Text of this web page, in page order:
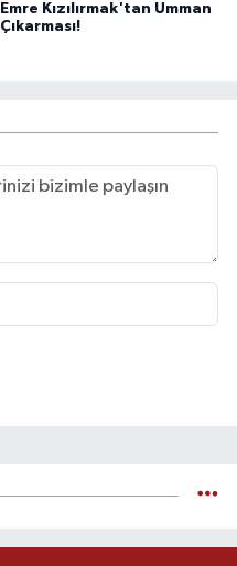
Emre Kızılırmak'tan Umman
Çıkarması!